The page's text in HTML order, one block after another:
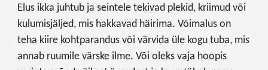
Elus ikka juhtub ja seintele tekivad plekid, kriimud või
kulumisjäljed, mis hakkavad häirima. Võimalus on
teha kiire kohtparandus või värvida üle kogu tuba, mis
annab ruumile värske ilme. Või oleks vaja hoopis